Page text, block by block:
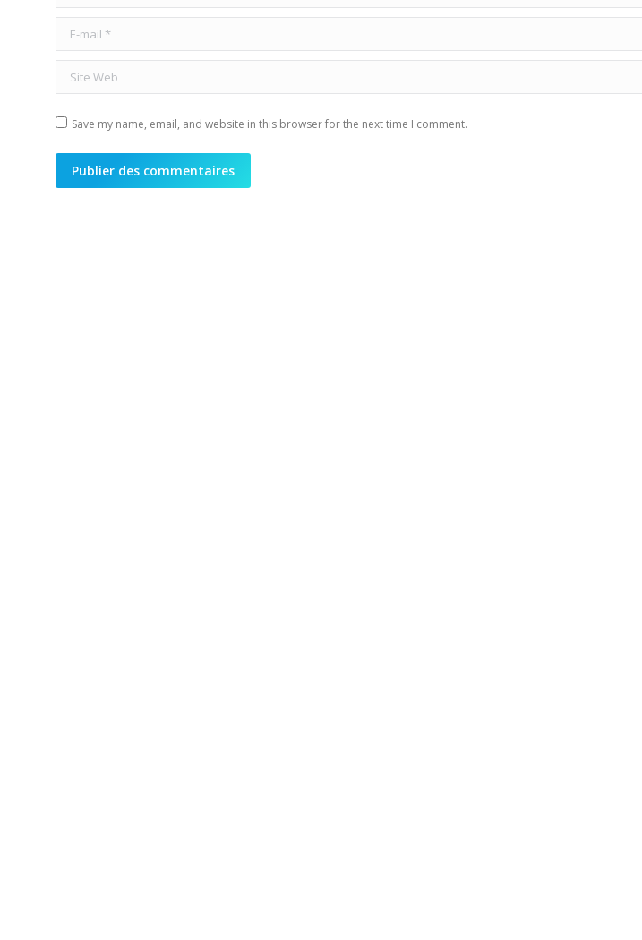
E-mail *
Site Web
Save my name, email, and website in this browser for the next time I comment.
Publier des commentaires